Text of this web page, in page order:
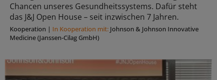
Chancen unseres Gesundheitssystems. Dafür steht
das J&J Open House – seit inzwischen 7 Jahren.
Kooperation | In Kooperation mit: Johnson & Johnson Innovative
Medicine (Janssen-Cilag GmbH)